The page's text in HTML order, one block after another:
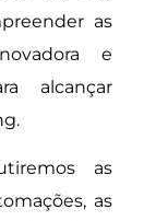
as
e
alcançar
as
as